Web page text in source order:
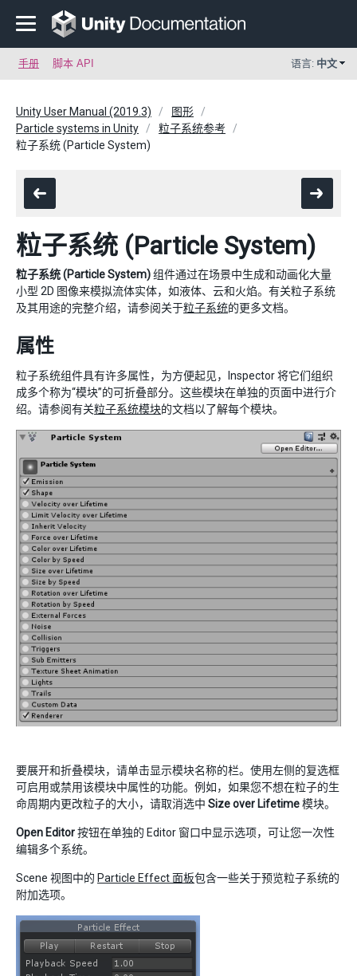
手册 脚本 API 语言: 中文
Unity User Manual (2019.3)
图形
Particle systems in Unity
粒子系统参考
粒子系统 (Particle System)
粒子系统 (Particle System)
粒子系统 (Particle System)组件通过在场景中生成和动画化大量
小型 2D 图像来模拟流体实体，如液体、云和火焰。有关粒子系统
及其用途的完整介绍，请参阅关于粒子系统的更多文档。
属性
粒子系统组件具有许多属性，为方便起见，Inspector 将它们组织
成多个称为“模块”的可折叠部分。这些模块在单独的页面中进行介
绍。请参阅有关粒子系统模块的文档以了解每个模块。
要展开和折叠模块，请单击显示模块名称的栏。使用左侧的复选框
可启用或禁用该模块中属性的功能。例如，如果您不想在粒子的生
命周期内更改粒子的大小，请取消选中 Size over Lifetime模块。
Open Editor按钮在单独的 Editor 窗口中显示选项，可让您一次性
编辑多个系统。
Scene 视图中的 Particle Effect 面板包含一些关于预览粒子系统的
附加选项。